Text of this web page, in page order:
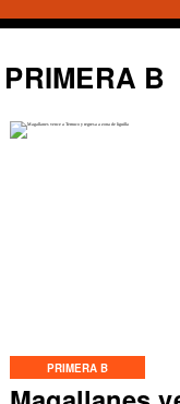
PRIMERA B
PRIMERA B